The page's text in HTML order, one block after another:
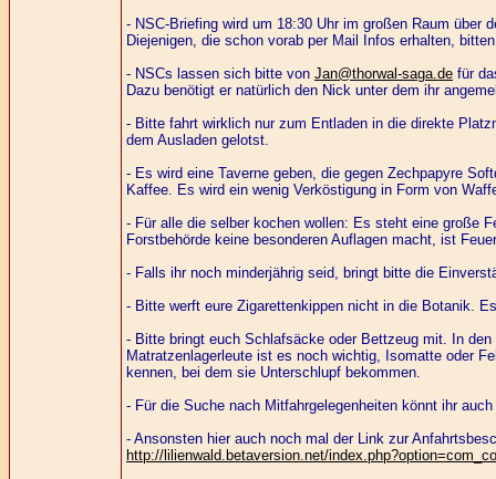
- NSC-Briefing wird um 18:30 Uhr im großen Raum über
Diejenigen, die schon vorab per Mail Infos erhalten,
- NSCs lassen sich bitte von Jan@thorwal-saga.de für
Dazu benötigt er natürlich den Nick unter dem ihr
- Bitte fahrt wirklich nur zum Entladen in die direkte
dem Ausladen gelotst.
- Es wird eine Taverne geben, die gegen Zechpapyre
Kaffee. Es wird ein wenig Verköstigung in Form von
- Für alle die selber kochen wollen: Es steht eine große
Forstbehörde keine besonderen Auflagen macht, ist
- Falls ihr noch minderjährig seid, bringt bitte die
- Bitte werft eure Zigarettenkippen nicht in die Botanik.
- Bitte bringt euch Schlafsäcke oder Bettzeug mit. In
Matratzenlagerleute ist es noch wichtig, Isomatte oder
kennen, bei dem sie Unterschlupf bekommen.
- Für die Suche nach Mitfahrgelegenheiten könnt ihr
- Ansonsten hier auch noch mal der Link zur
http://lilienwald.betaversion.net/